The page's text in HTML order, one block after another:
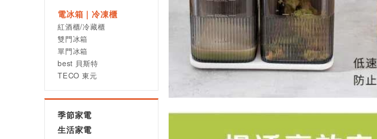
電冰箱｜冷凍櫃
紅酒櫃/冷藏櫃
雙門冰箱
單門冰箱
best 貝斯特
TECO 東元
季節家電
生活家電